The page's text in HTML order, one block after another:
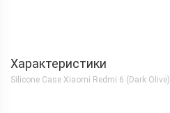
Характеристики
Silicone Case Xiaomi Redmi 6 (Dark Olive)